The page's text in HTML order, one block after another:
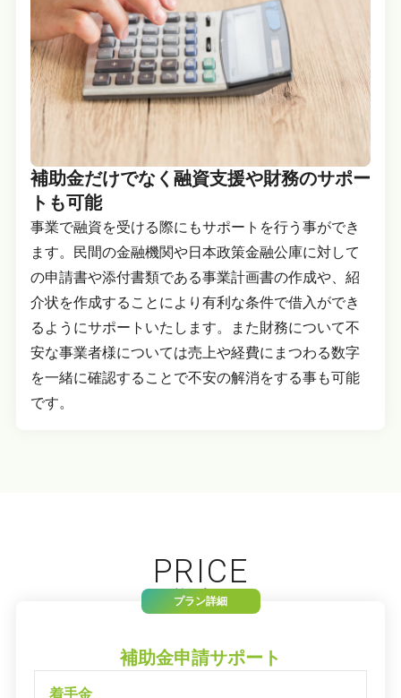
補助金だけでなく融資支援や財務のサポー
トも可能
事業で融資を受ける際にもサポートを行う事ができ
ます。民間の金融機関や日本政策金融公庫に対して
の申請書や添付書類である事業計画書の作成や、紹
介状を作成することにより有利な条件で借入ができ
るようにサポートいたします。また財務について不
安な事業者様については売上や経費にまつわる数字
を一緒に確認することで不安の解消をする事も可能
です。
PRICE
料金プラン
プラン詳細
補助金申請サポート
着手金